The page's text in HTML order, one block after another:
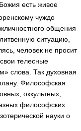
есть живое
чуждо
общения
ситуацию,
человек не просит
телесные
слова. Так духовная
Философская
оккультных,
философских
науки о